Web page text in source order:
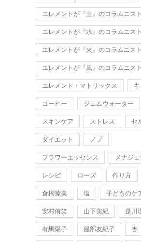
エレメントが『土』のコラムニスト
エレメントが『水』のコラムニスト
エレメントが『火』のコラムニスト
エレメントが『風』のコラムニスト
エレメント・マトリックス
コーヒー ジェムウォーター
スキンケア ストレス セ
ダイエット ノブ
フラワーエッセンス メナジ
レシピ ローズ 作り方
倉橋睦美 塩 子どものケ
安村侑笑 山下美紀 是川
有馬陽子 服部友紀子 杏